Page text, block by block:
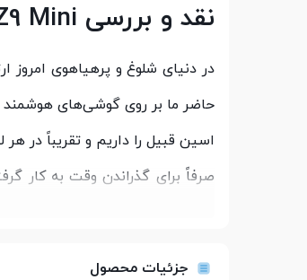
نقد و بررسی Bloom Plus Z9 Mini
در دنیای شلوغ و پرهیاهوی
حاضر ما بر روی گوشی‌های هوشمند
اسین قبیل را داریم و تقریباً در
صرفاً برای گذراندن وقت به کار
جزئیات محصول